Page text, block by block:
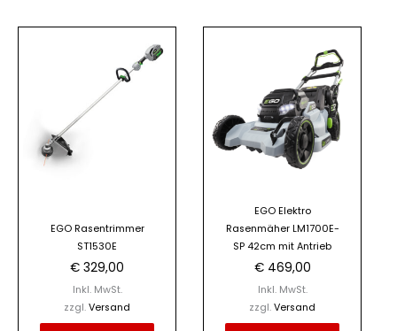
EGO Rasentrimmer
ST1530E
€ 329,00
Inkl. MwSt.
zzgl. Versand
EGO Elektro
Rasenmäher LM1700E-
SP 42cm mit Antrieb
€469,00
Inkl. MwSt.
zzgl. Versand